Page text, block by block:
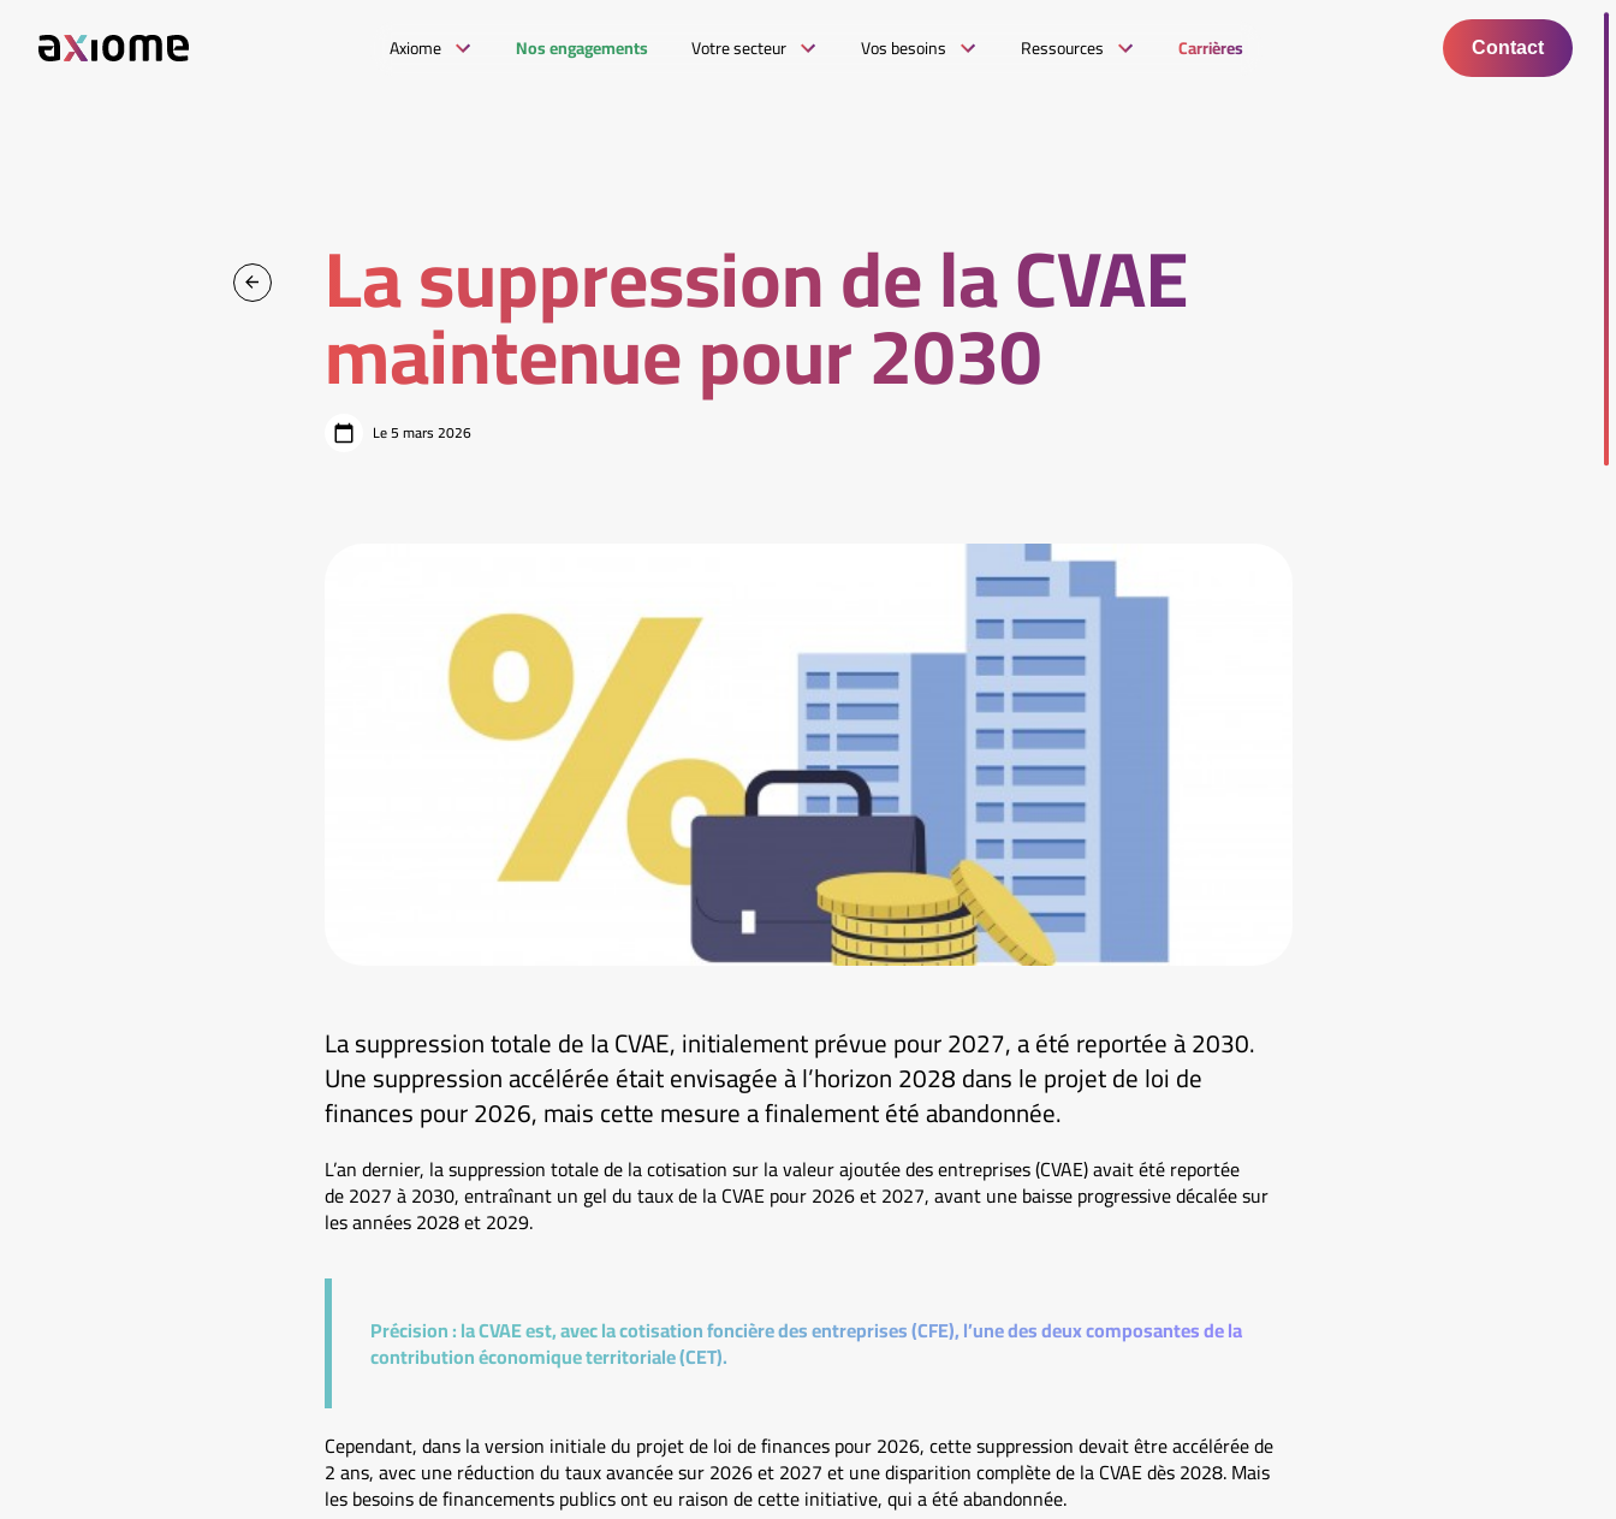
Axiome Nos engagements Votre secteur Vos besoins Ressources Carrières Contact
La suppression de la CVAE
maintenue pour 2030
Le 5 mars 2026
La suppression totale de la CVAE, initialement prévue pour 2027, a été reportée à 2030.
Une suppression accélérée était envisagée à l’horizon 2028 dans le projet de loi de
finances pour 2026, mais cette mesure a finalement été abandonnée.
L’an dernier, la suppression totale de la cotisation sur la valeur ajoutée des entreprises (CVAE) avait été reportée
de 2027 à 2030, entraînant un gel du taux de la CVAE pour 2026 et 2027, avant une baisse progressive décalée sur
les années 2028 et 2029.
Précision :la CVAE est, avec la cotisation foncière des entreprises (CFE), l’une des deux composantes de la
contribution économique territoriale (CET).
Cependant, dans la version initiale du projet de loi de finances pour 2026, cette suppression devait être accélérée de
2 ans, avec une réduction du taux avancée sur 2026 et 2027 et une disparition complète de la CVAE dès 2028. Mais
les besoins de financements publics ont eu raison de cette initiative, qui a été abandonnée.